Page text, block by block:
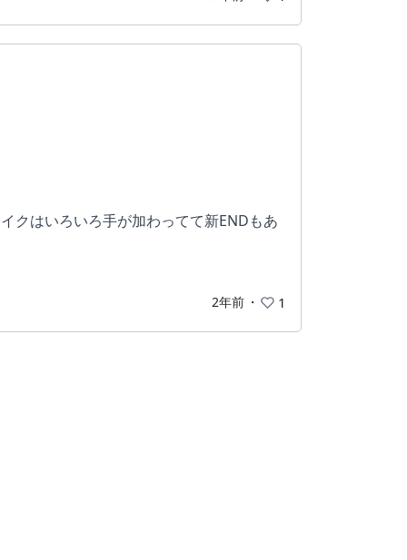
クはいろいろ手が加わってて新ENDもあ
わりに謎解きや解釈に重きを置いてい
じ事。
からね！！！！
2年前 ・ 1